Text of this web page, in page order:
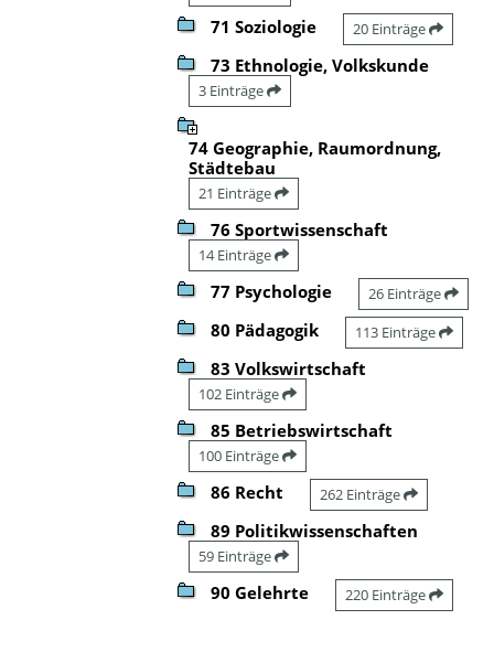
71 Soziologie 20 Einträge
73 Ethnologie, Volkskunde
3 Einträge
74 Geographie, Raumordnung,
Städtebau
21 Einträge
76 Sportwissenschaft
14 Einträge
77 Psychologie 26 Einträge
80 Pädagogik 113 Einträge
83 Volkswirtschaft
102 Einträge
85 Betriebswirtschaft
100 Einträge
86 Recht 262 Einträge
89 Politikwissenschaften
59 Einträge
90 Gelehrte 220 Einträge